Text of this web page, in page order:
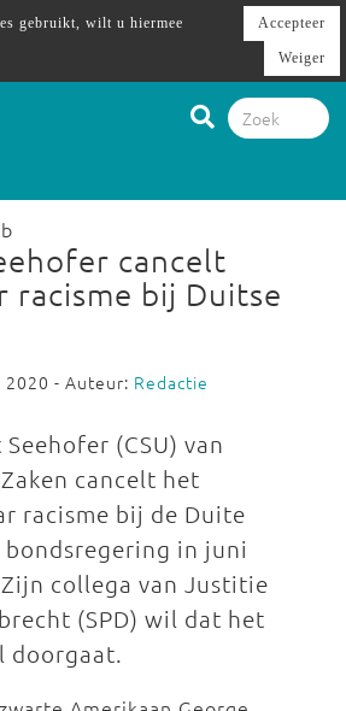
cancelt
racisme bij Duitse
2020 - Auteur: Redactie
(CSU) van
cancelt het
racisme bij de Duite
in juni
collega van Justitie
(SPD) wil dat het
doorgaat.
gebruikt, wilt u hiermee
Accepteer
Weiger